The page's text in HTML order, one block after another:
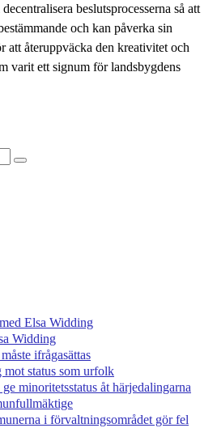
beslutsprocesserna så att
och kan påverka sin
att återuppväcka den kreativitet och
varit ett signum för landsbygdens
Elsa Widding
Widding
ifrågasättas
mot status som urfolk
minoritetsstatus åt härjedalingarna
i förvaltningsområdet gör fel